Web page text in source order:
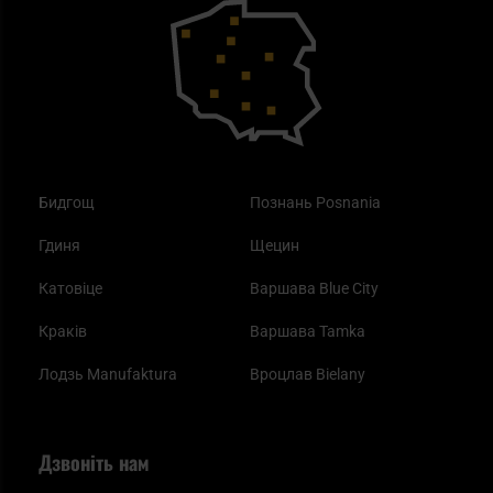
Бидгощ
Гдиня
Катовіце
Краків
Лодзь Manufaktura
Познань Posnania
Щецин
Варшава Blue City
Варшава Tamka
Вроцлав Bielany
Як працює маска від смогу?
Найкращі спальні мішки на осінь
Дзвоніть нам